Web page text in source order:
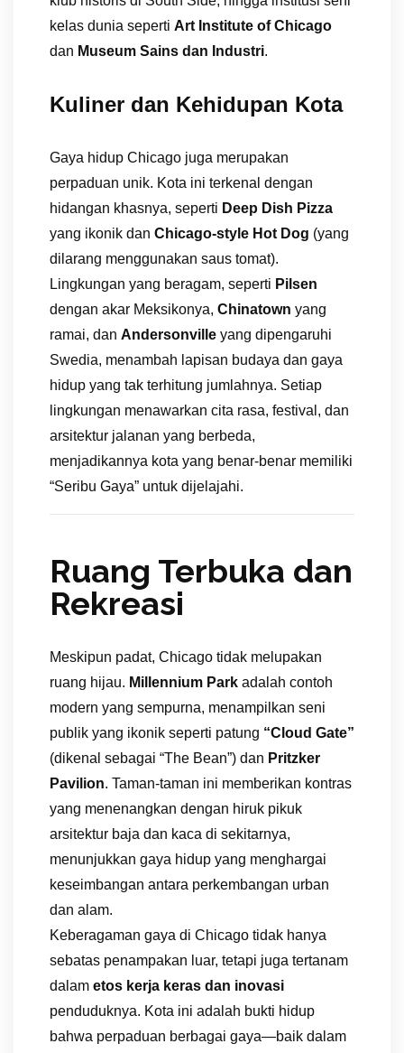
kelas dunia seperti Art Institute of Chicago
dan Museum Sains dan Industri.
Kuliner dan Kehidupan Kota
Gaya hidup Chicago juga merupakan
perpaduan unik. Kota ini terkenal dengan
hidangan khasnya, seperti Deep Dish Pizza
yang ikonik dan Chicago-style Hot Dog (yang
dilarang menggunakan saus tomat).
Lingkungan yang beragam, seperti Pilsen
dengan akar Meksikonya, Chinatown yang
ramai, dan Andersonville yang dipengaruhi
Swedia, menambah lapisan budaya dan gaya
hidup yang tak terhitung jumlahnya. Setiap
lingkungan menawarkan cita rasa, festival, dan
arsitektur jalanan yang berbeda,
menjadikannya kota yang benar-benar memiliki
“Seribu Gaya” untuk dijelajahi.
Ruang Terbuka dan
Rekreasi
Meskipun padat, Chicago tidak melupakan
ruang hijau. Millennium Park adalah contoh
modern yang sempurna, menampilkan seni
publik yang ikonik seperti patung “Cloud Gate”
(dikenal sebagai “The Bean”) dan Pritzker
Pavilion. Taman-taman ini memberikan kontras
yang menenangkan dengan hiruk pikuk
arsitektur baja dan kaca di sekitarnya,
menunjukkan gaya hidup yang menghargai
keseimbangan antara perkembangan urban
dan alam.
Keberagaman gaya di Chicago tidak hanya
sebatas penampakan luar, tetapi juga tertanam
dalam etos kerja keras dan inovasi
penduduknya. Kota ini adalah bukti hidup
bahwa perpaduan berbagai gaya—baik dalam